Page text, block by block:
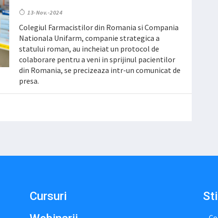
13-Nov.-2024
Colegiul Farmacistilor din Romania si Compania
Nationala Unifarm, companie strategica a
statului roman, au incheiat un protocol de
colaborare pentru a veni in sprijinul pacientilor
din Romania, se precizeaza intr-un comunicat de
presa.
Cursuri